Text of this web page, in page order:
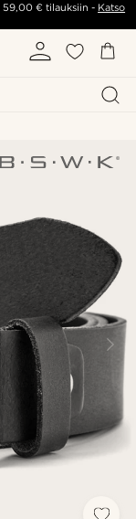
59,00 €tilauksiin - Katso